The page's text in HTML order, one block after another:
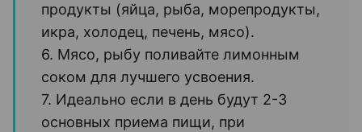
продукты (яйца, рыба, морепродукты,
икра, холодец, печень, мясо).
6. Мясо, рыбу поливайте лимонным
соком для лучшего усвоения.
7. Идеально если в день будут 2-3
основных приема пищи, при